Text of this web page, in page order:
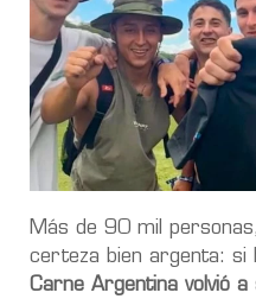
Más de 90 mil
certeza bien argenta: si
Carne Argentina volvió